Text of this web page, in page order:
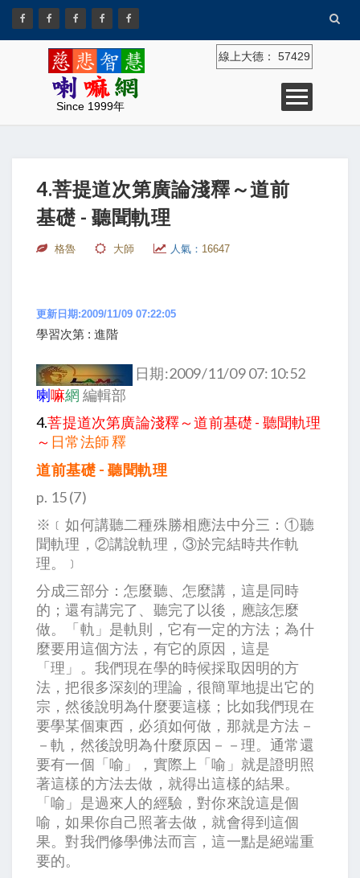
Since 1999年
線上大德： 57429
4.菩提道次第廣論淺釋～道前
基礎 - 聽聞軌理
格魯 大師 人氣： 16647
更新日期:2009/11/09 07:22:05
學習次第 : 進階
日期:2009/11/09 07:10:52
喇嘛網 編輯部
4.菩提道次第廣論淺釋～道前基礎 - 聽聞軌理
～ 日常法師 釋
道前基礎 - 聽聞軌理
p. 15 (7)
※﹝如何講聽二種殊勝相應法中分三：①聽
聞軌理，②講說軌理，③於完結時共作軌
理。﹞
分成三部分：怎麼聽、怎麼講，這是同時
的；還有講完了、聽完了以後，應該怎麼
做。「軌」是軌則，它有一定的方法；為什
麼要用這個方法，有它的原因，這是
「理」。我們現在學的時候採取因明的方
法，把很多深刻的理論，很簡單地提出它的
宗，然後說明為什麼要這樣；比如我們現在
要學某個東西，必須如何做，那就是方法－
－軌，然後說明為什麼原因－－理。通常還
要有一個「喻」，實際上「喻」就是證明照
著這樣的方法去做，就得出這樣的結果。
「喻」是過來人的經驗，對你來說這是個
喻，如果你自己照著去做，就會得到這個
果。對我們修學佛法而言，這一點是絕端重
要的。